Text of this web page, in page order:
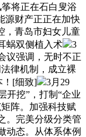
将正在石白叟浴
源财产正正在加快
，青岛市妇女儿童
蜗双侧植入术
3
议强调，无时不正
律机制，成立裸
！[细致]
3月29
开挖”，打制“企业
阵。加强科技赋
。完美分级分类管
动态。从体系体例